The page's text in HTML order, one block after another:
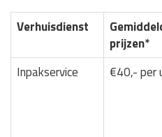
Verhuisdienst
prijzen*
Inpakservice €40,- per